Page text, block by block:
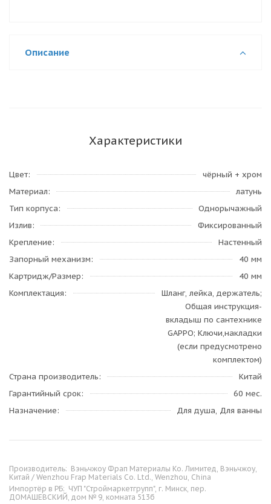
Описание
Характеристики
Цвет
чёрный + хром
Материал
латунь
Тип корпуса
Однорычажный
Излив
Фиксированный
Крепление
Настенный
Запорный механизм
40 мм
Картридж/Размер
40 мм
Комплектация
Шланг, лейка, держатель;
Общая инструкция-
вкладыш по сантехнике
GAPPO; Ключи,накладки
(если предусмотрено
комплектом)
Страна производитель
Китай
Гарантийный срок
60 мес.
Назначение
Для душа, Для ванны
Производитель: Вэньчжоу Фрап Материалы Ко. Лимитед, Вэньчжоу,
Китай / Wenzhou Frap Materials Co. Ltd., Wenzhou, China
Импортёр в РБ: ЧУП "Строймаркетгрупп", г. Минск, пер.
ДОМАШЕВСКИЙ, дом № 9, комната 513б